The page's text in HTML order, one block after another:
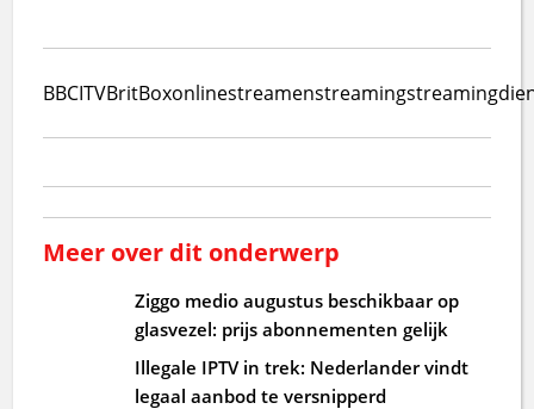
BBCITVBritBoxonlinestreamenstreaming
Meer over dit onderwerp
Ziggo medio augustus beschikbaar op
glasvezel: prijs abonnementen gelijk
Illegale IPTV in trek: Nederlander vindt
legaal aanbod te versnipperd